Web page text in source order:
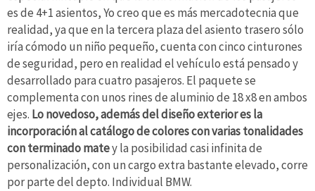
es de 4+1 asientos, Yo creo que es más mercadotecnia que
realidad, ya que en la tercera plaza del asiento trasero sólo
iría cómodo un niño pequeño, cuenta con cinco cinturones
de seguridad, pero en realidad el vehículo está pensado y
desarrollado para cuatro pasajeros. El paquete se
complementa con unos rines de aluminio de 18 x8 en ambos
ejes. Lo novedoso, además del diseño exterior es la
incorporación al catálogo de colores con varias tonalidades
con terminado matey la posibilidad casi infinita de
personalización, con un cargo extra bastante elevado, corre
por parte del depto. Individual BMW.